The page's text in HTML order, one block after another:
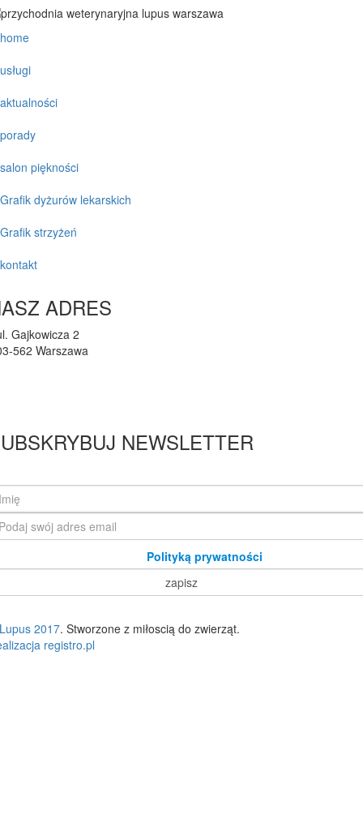
home
usługi
aktualności
porady
salon piękności
Grafik dyżurów lekarskich
Grafik strzyżeń
kontakt
ADRES
Gajkowicza 2
562 Warszawa
NEWSLETTER
Polityką prywatności
Lupus 2017. Stworzone z miłoscią do zwierząt.
registro.pl